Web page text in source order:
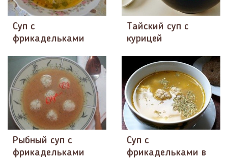
Суп с
фрикадельками
Тайский суп с
курицей
Рыбный суп с
фрикадельками
Суп с
фрикадельками в